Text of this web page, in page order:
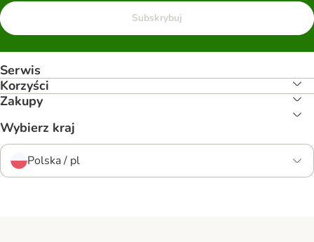
Subskrybuj
Serwis
Korzyści
Zakupy
Wybierz kraj
Polska / pl